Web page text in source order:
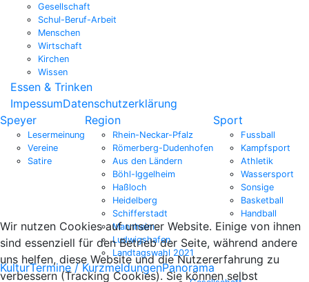
Gesellschaft
Schul-Beruf-Arbeit
Menschen
Wirtschaft
Kirchen
Wissen
Essen & Trinken
ImpessumDatenschutzerklärung
Speyer
Lesermeinung
Vereine
Satire
Region
Rhein-Neckar-Pfalz
Römerberg-Dudenhofen
Aus den Ländern
Böhl-Iggelheim
Haßloch
Heidelberg
Schifferstadt
Mannheim
Ludwigshafen
Landtagswahl 2021
Sport
Fussball
Kampfsport
Athletik
Wassersport
Sonsige
Basketball
Handball
KulturTermine / KurzmeldungenPanorama
Wir nutzen Cookies auf unserer Website. Einige von ihnen
sind essenziell für den Betrieb der Seite, während andere
uns helfen, diese Website und die Nutzererfahrung zu
verbessern (Tracking Cookies). Sie können selbst